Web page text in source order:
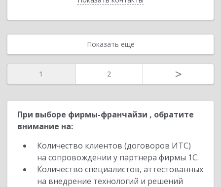
Показать еще
1 2 >
При выборе фирмы-франчайзи , обратите
внимание на:
Количество клиентов (договоров ИТС)
на сопровождении у партнера фирмы 1С.
Количество специалистов, аттестованных
на внедрение технологий и решений